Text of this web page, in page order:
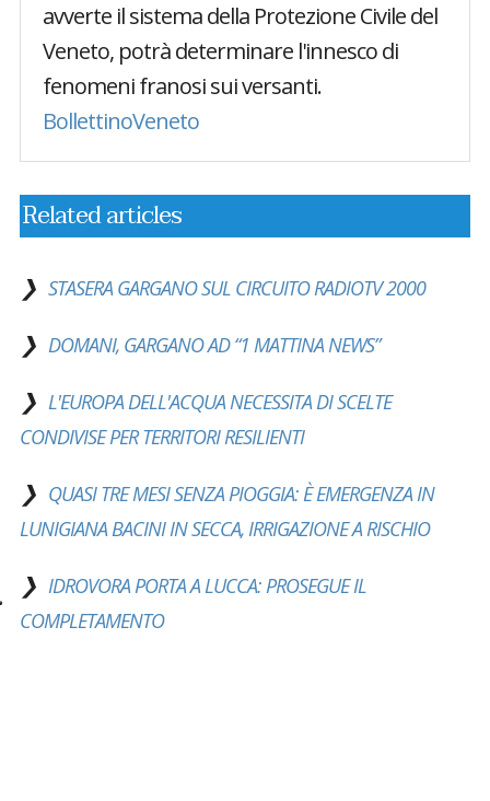
avverte il sistema della Protezione Civile del
Veneto, potrà determinare l'innesco di
fenomeni franosi sui versanti.
BollettinoVeneto
Related articles
STASERA GARGANO SUL CIRCUITO RADIOTV 2000
DOMANI, GARGANO AD “1 MATTINA NEWS”
L'EUROPA DELL'ACQUA NECESSITA DI SCELTE
CONDIVISE PER TERRITORI RESILIENTI
QUASI TRE MESI SENZA PIOGGIA: È EMERGENZA IN
LUNIGIANA BACINI IN SECCA, IRRIGAZIONE A RISCHIO
IDROVORA PORTA A LUCCA: PROSEGUE IL
COMPLETAMENTO